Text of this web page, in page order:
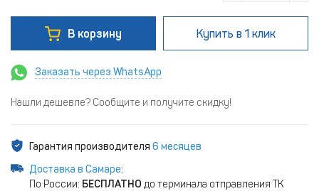
В корзину Купить в 1 клик
Заказать через WhatsApp
Нашли дешевле? Сообщите и получите скидку!
Гарантия производителя 6 месяцев
Доставка в Самаре:
По России: БЕСПЛАТНО до терминала отправления ТК